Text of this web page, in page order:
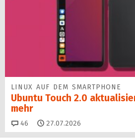
LINUX AUF DEM SMARTPHONE
Ubuntu Touch 2.0
mehr
46 Kommentare
27.07.2026